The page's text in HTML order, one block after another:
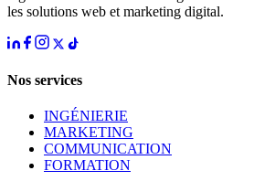
les solutions web et marketing digital.
Nos services
INGÉNIERIE
MARKETING
COMMUNICATION
FORMATION